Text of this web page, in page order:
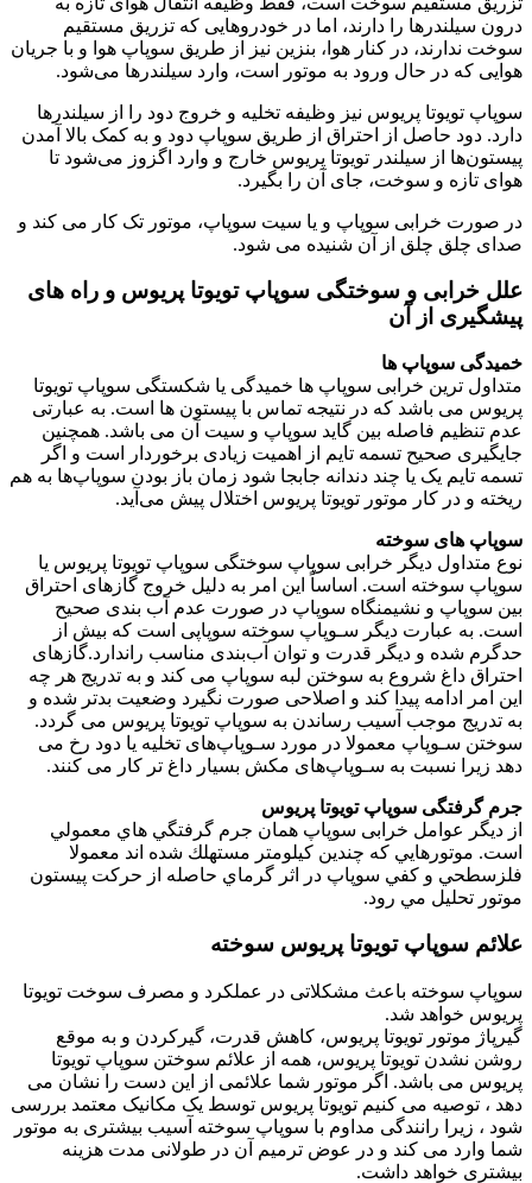
درون سیلندرها را دارند، اما در خودروهایی که تزریق مستقیم
سوخت ندارند، در کنار هوا، بنزین نیز از طریق سوپاپ هوا و با جریان
هوایی که در حال ورود به موتور است، وارد سیلندرها می‌شود.
سوپاپ تویوتا پریوس نیز وظیفه تخلیه و خروج دود را از سیلندرها
دارد. دود حاصل از احتراق از طریق سوپاپ دود و به کمک بالا آمدن
پیستون‌ها از سیلندر تویوتا پریوس خارج و وارد اگزوز می‌شود تا
هوای تازه و سوخت، جای آن را بگیرد.
در صورت خرابی سوپاپ و یا سیت سوپاپ، موتور تک کار می کند و
صدای چلق چلق از آن شنیده می شود.
علل خرابی و سوختگی سوپاپ تویوتا پریوس و راه های
پیشگیری از آن
خمیدگی سوپاپ ها
متداول ترین خرابی سوپاپ ها خمیدگی یا شکستگی سوپاپ تویوتا
پریوس می باشد که در نتیجه تماس با پیستون ها است. به عبارتی
عدم تنظيم فاصله بين گايد سوپاپ و سيت آن می باشد. همچنین
جایگیری صحیح تسمه تایم از اهمیت زیادی برخوردار است و اگر
تسمه تایم یک یا چند دندانه جابجا شود زمان باز بودن سوپاپ‌ها به هم
ریخته و در کار موتور تویوتا پریوس اختلال پیش می‌آید.
سوپاپ های سوخته
نوع متداول دیگر خرابی سوپاپ سوختگی سوپاپ تویوتا پریوس یا
سوپاپ سوخته است. اساساً این امر به دلیل خروج گازهای احتراق
بین سوپاپ و نشیمنگاه سوپاپ در صورت عدم آب بندی صحیح
است. به عبارت دیگر سـوپاپ سوخته سوپاپی است که بیش از
حدگرم شده و دیگر قدرت و توان آب‌بندی مناسب راندارد.گازهای
احتراق داغ شروع به سوختن لبه سوپاپ می کند و به تدریج هر چه
این امر ادامه پیدا کند و اصلاحی صورت نگیرد وضعیت بدتر شده و
به تدریج موجب آسیب رساندن به سوپاپ تویوتا پریوس می گردد.
سوختن سـوپاپ معمولا در مورد سـوپاپ‌های تخلیه یا دود رخ می
دهد زیرا نسبت به سـوپاپ‌های مکش بسیار داغ تر کار می کنند.
جرم گرفتگی سوپاپ تویوتا پریوس
از دیگر عوامل خرابی سوپاپ همان جرم گرفتگي هاي معمولي
است. موتورهايي كه چندين كيلومتر مستهلك شده اند معمولا
فلزسطحي و كفي سوپاپ در اثر گرماي حاصله از حركت پيستون
موتور تحليل مي رود.
علائم سوپاپ تویوتا پریوس سوخته
سوپاپ سوخته باعث مشکلاتی در عملکرد و مصرف سوخت تویوتا
پریوس خواهد شد.
گیرپاژ موتور تویوتا پریوس، کاهش قدرت، گیرکردن و به موقع
روشن نشدن تویوتا پریوس، همه از علائم سوختن سوپاپ تویوتا
پریوس می باشد. اگر موتور شما علائمی از این دست را نشان می
دهد ، توصیه می کنیم تویوتا پریوس توسط یک مکانیک معتمد بررسی
شود ، زیرا رانندگی مداوم با سوپاپ سوخته آسیب بیشتری به موتور
شما وارد می کند و در عوض ترمیم آن در طولانی مدت هزینه
بیشتری خواهد داشت.